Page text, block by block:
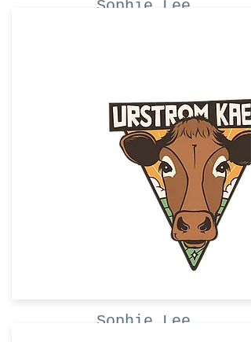
Sophie Lee
Mache ein Angebot
Sophie Lee